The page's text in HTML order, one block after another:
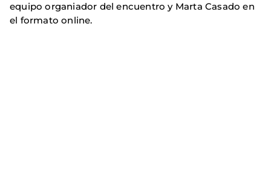
equipo organiador del encuentro y Marta Casado en
el formato online.